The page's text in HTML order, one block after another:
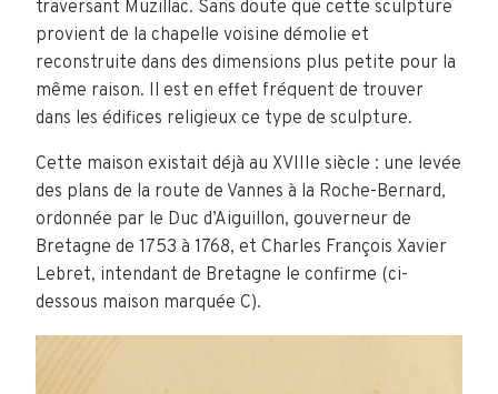
traversant Muzillac. Sans doute que cette sculpture
provient de la chapelle voisine démolie et
reconstruite dans des dimensions plus petite pour la
même raison. Il est en effet fréquent de trouver
dans les édifices religieux ce type de sculpture.
Cette maison existait déjà au XVIIIe siècle : une levée
des plans de la route de Vannes à la Roche-Bernard,
ordonnée par le Duc d’Aiguillon, gouverneur de
Bretagne de 1753 à 1768, et Charles François Xavier
Lebret, intendant de Bretagne le confirme (ci-
dessous maison marquée C).